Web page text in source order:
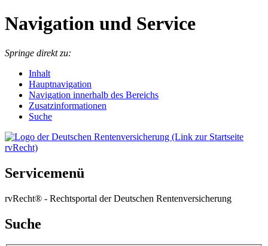
Navigation und Service
Springe direkt zu:
Inhalt
Hauptnavigation
Navigation innerhalb des Bereichs
Zusatzinformationen
Suche
Servicemenü
rvRecht® - Rechtsportal der Deutschen Rentenversicherung
Suche